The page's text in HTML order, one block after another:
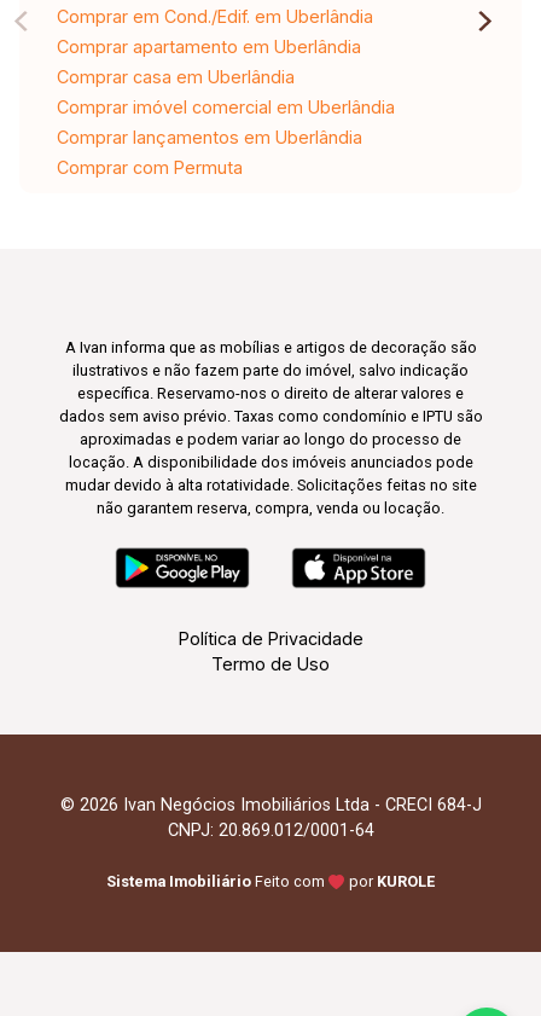
Comprar em Cond./Edif. em Uberlândia
Comprar apartamento em Uberlândia
Comprar casa em Uberlândia
Comprar imóvel comercial em Uberlândia
Comprar lançamentos em Uberlândia
Comprar com Permuta
A Ivan informa que as mobílias e artigos de decoração são
ilustrativos e não fazem parte do imóvel, salvo indicação
específica. Reservamo-nos o direito de alterar valores e
dados sem aviso prévio. Taxas como condomínio e IPTU são
aproximadas e podem variar ao longo do processo de
locação. A disponibilidade dos imóveis anunciados pode
mudar devido à alta rotatividade. Solicitações feitas no site
não garantem reserva, compra, venda ou locação.
Política de Privacidade
Termo de Uso
© 2026 Ivan Negócios Imobiliários Ltda - CRECI 684-J
CNPJ: 20.869.012/0001-64
Sistema Imobiliário Feito com por KUROLE